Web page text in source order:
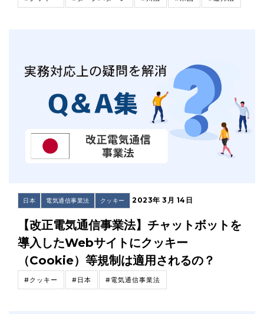
日本 電気通信事業法 クッキー 2023年 3月 14日
【改正電気通信事業法】チャットボットを
導入したWebサイトにクッキー
（Cookie）等規制は適用されるの？
#クッキー #日本 #電気通信事業法